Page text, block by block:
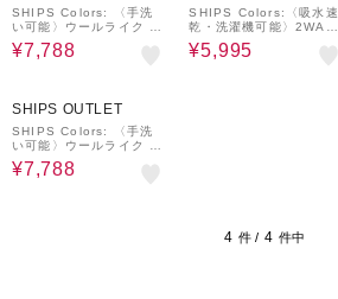
SHIPS Colors: 〈手洗
い可能〉ウールライク ノ
ーカラー ジャケット
¥7,788
SHIPS Colors:〈吸水速
乾・洗濯機可能〉2WAY
ストレッチ ノーカラー
ジャケット◇
¥5,995
SHIPS OUTLET
SHIPS Colors: 〈手洗
い可能〉ウールライク ノ
ーカラー ジャケット
¥7,788
4 件 / 4 件中